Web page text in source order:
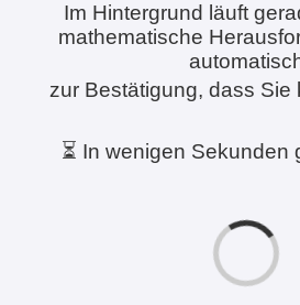
Im Hintergrund läuft
mathematische
zur Bestätigung, dass Sie
⏳ In wenigen Sekunden